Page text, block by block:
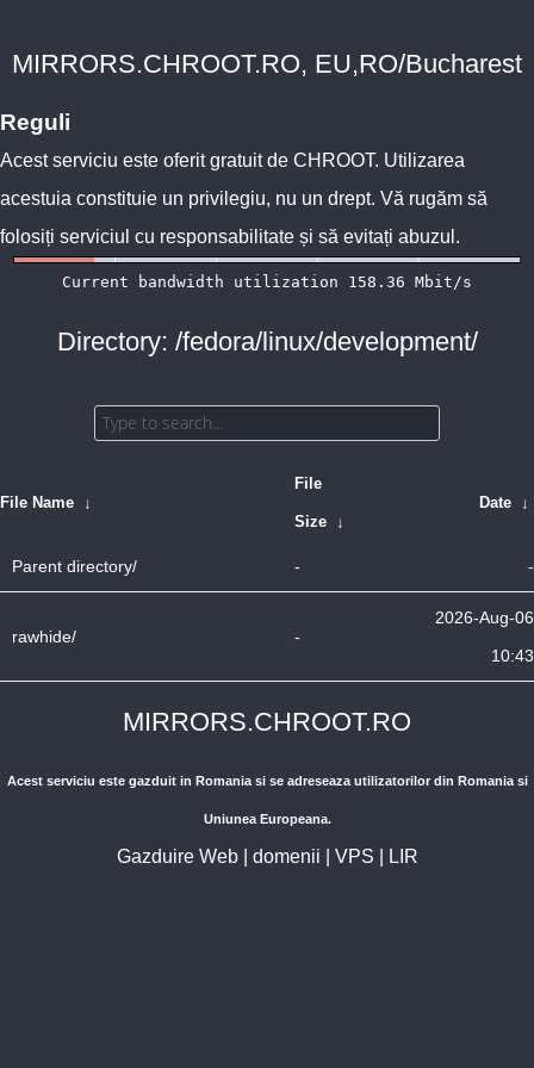
MIRRORS.CHROOT.RO, EU,RO/Bucharest
Reguli
Acest serviciu este oferit gratuit de CHROOT. Utilizarea
acestuia constituie un privilegiu, nu un drept. Vă rugăm să
folosiți serviciul cu responsabilitate și să evitați abuzul.
Directory: /fedora/linux/development/
File Name ↓
File
Size ↓
Date ↓
Parent directory/ - -
rawhide/ -
2026-Aug-06
10:43
MIRRORS.CHROOT.RO
Acest serviciu este gazduit in Romania si se adreseaza utilizatorilor din Romania si
Uniunea Europeana.
Gazduire Web| domenii VPS LIR